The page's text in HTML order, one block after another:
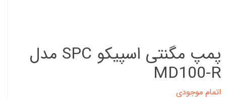
پمپ مگنتی اسپیکو SPC مدل
MD100-R
اتمام موجودی